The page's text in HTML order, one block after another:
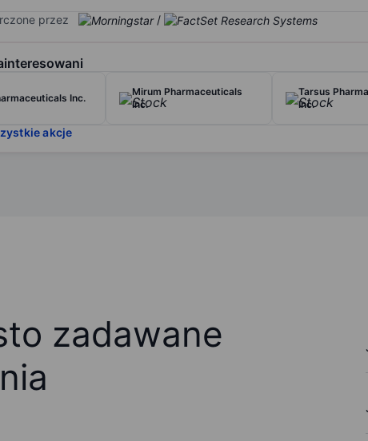
przez /
Inc.
Mirum Pharmaceuticals
Inc.
Tarsus
Inc.
akcje
zadawane